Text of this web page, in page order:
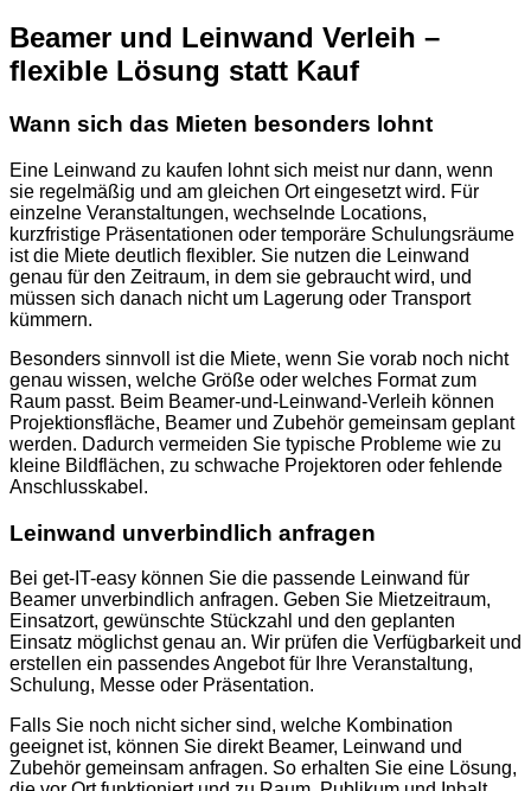
Beamer und Leinwand Verleih –
flexible Lösung statt Kauf
Wann sich das Mieten besonders lohnt
Eine Leinwand zu kaufen lohnt sich meist nur dann, wenn
sie regelmäßig und am gleichen Ort eingesetzt wird. Für
einzelne Veranstaltungen, wechselnde Locations,
kurzfristige Präsentationen oder temporäre Schulungsräume
ist die Miete deutlich flexibler. Sie nutzen die Leinwand
genau für den Zeitraum, in dem sie gebraucht wird, und
müssen sich danach nicht um Lagerung oder Transport
kümmern.
Besonders sinnvoll ist die Miete, wenn Sie vorab noch nicht
genau wissen, welche Größe oder welches Format zum
Raum passt. Beim Beamer-und-Leinwand-Verleih können
Projektionsfläche, Beamer und Zubehör gemeinsam geplant
werden. Dadurch vermeiden Sie typische Probleme wie zu
kleine Bildflächen, zu schwache Projektoren oder fehlende
Anschlusskabel.
Leinwand unverbindlich anfragen
Bei get-IT-easy können Sie die passende Leinwand für
Beamer unverbindlich anfragen. Geben Sie Mietzeitraum,
Einsatzort, gewünschte Stückzahl und den geplanten
Einsatz möglichst genau an. Wir prüfen die Verfügbarkeit und
erstellen ein passendes Angebot für Ihre Veranstaltung,
Schulung, Messe oder Präsentation.
Falls Sie noch nicht sicher sind, welche Kombination
geeignet ist, können Sie direkt Beamer, Leinwand und
Zubehör gemeinsam anfragen. So erhalten Sie eine Lösung,